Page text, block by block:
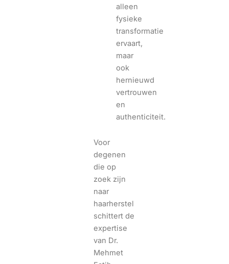
alleen
fysieke
transformatie
ervaart,
maar
ook
hernieuwd
vertrouwen
en
authenticiteit.
Voor
degenen
die op
zoek zijn
naar
haarherstel
schittert de
expertise
van Dr.
Mehmet